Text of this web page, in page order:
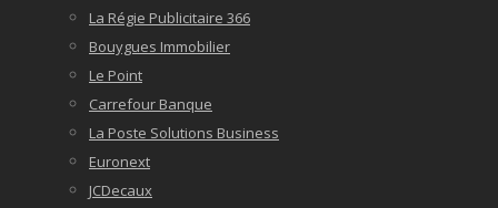
La Régie Publicitaire 366
Bouygues Immobilier
Le Point
Carrefour Banque
La Poste Solutions Business
Euronext
JCDecaux